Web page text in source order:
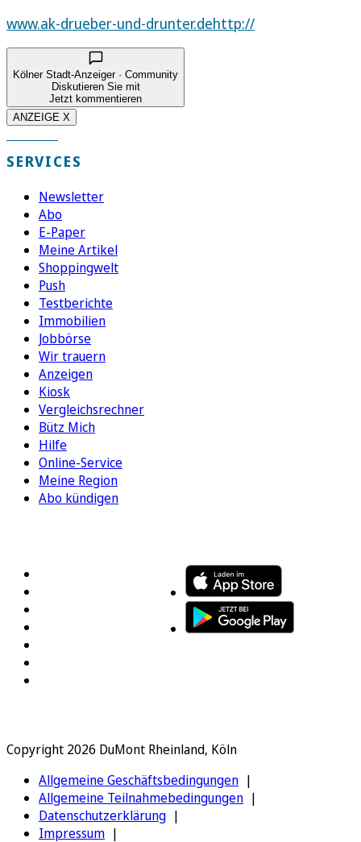
www.ak-drueber-und-drunter.dehttp://
Kölner Stadt-Anzeiger · Community
Diskutieren Sie mit
Jetzt kommentieren
ANZEIGE X
SERVICES
Newsletter
Abo
E-Paper
Meine Artikel
Shoppingwelt
Push
Testberichte
Immobilien
Jobbörse
Wir trauern
Anzeigen
Kiosk
Vergleichsrechner
Bütz Mich
Hilfe
Online-Service
Meine Region
Abo kündigen
Copyright 2026 DuMont Rheinland, Köln
Allgemeine Geschäftsbedingungen
Allgemeine Teilnahmebedingungen
Datenschutzerklärung
Impressum